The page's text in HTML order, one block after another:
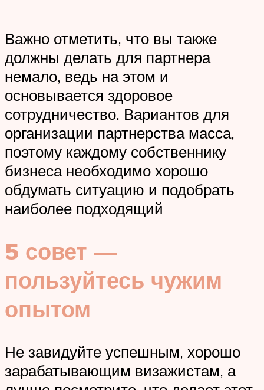
Важно отметить, что вы также
должны делать для партнера
немало, ведь на этом и
основывается здоровое
сотрудничество. Вариантов для
организации партнерства масса,
поэтому каждому собственнику
бизнеса необходимо хорошо
обдумать ситуацию и подобрать
наиболее подходящий
5 совет —
пользуйтесь чужим
опытом
Не завидуйте успешным, хорошо
зарабатывающим визажистам, а